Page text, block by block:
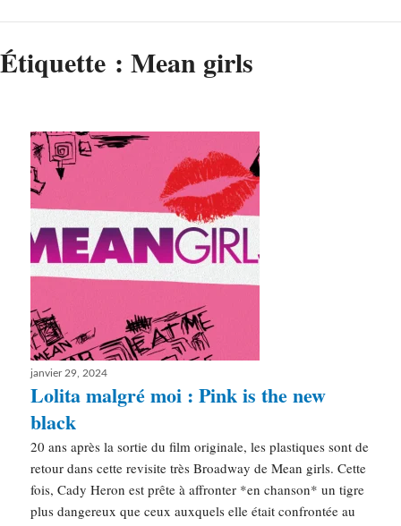
Étiquette : Mean girls
Publié
janvier 29, 2024
Lolita malgré moi : Pink is the new
black
20 ans après la sortie du film originale, les plastiques sont de
retour dans cette revisite très Broadway de Mean girls. Cette
fois, Cady Heron est prête à affronter *en chanson* un tigre
plus dangereux que ceux auxquels elle était confrontée au